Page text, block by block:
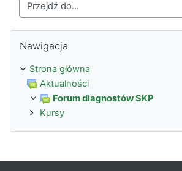
Przejdź do...
Nawigacja
Strona główna
Aktualności
Forum diagnostów SKP
Kursy